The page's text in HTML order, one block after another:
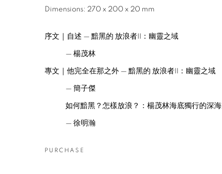
Dimensions: 270 x 200 x 20 mm
序文｜自述 — 黯黑的 放浪者II：幽靈之域
— 楊茂林
專文｜他完全在那之外 — 黯黑的 放浪者II：幽靈之域
— 簡子傑
如何黯黑？怎樣放浪？：楊茂林海底獨行的深海
— 徐明瀚
PURCHASE